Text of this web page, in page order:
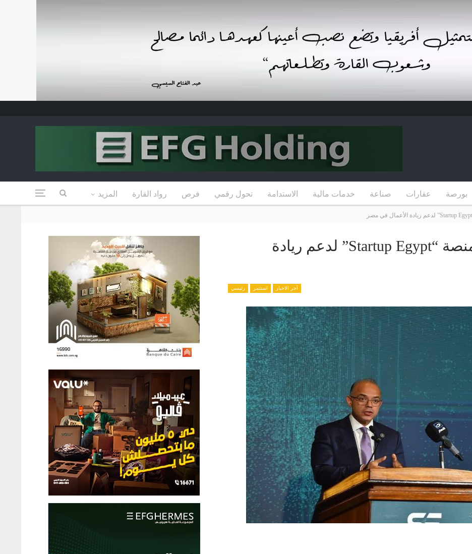
بورصة عقارات صناعة خدمات مالية الاستدامة تحول رقمي فرص رواد القارة المزيد
وزير الاستثمار يشهد إطلاق منصة “Startup Egypt” لدعم ريادة
آخر الاخبار استثمر رئيسي